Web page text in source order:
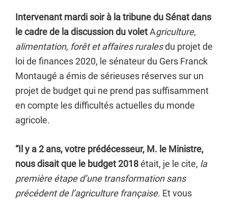
Intervenant mardi soir à la tribune du Sénat dans
le cadre de la discussion du voletAgriculture,
alimentation, forêt et affaires ruralesdu projet de
loi de finances 2020, le sénateur du Gers Franck
Montaugé a émis de sérieuses réserves sur un
projet de budget qui ne prend pas suffisamment
en compte les difficultés actuelles du monde
agricole.
“Il y a 2 ans, votre prédécesseur, M. le Ministre,
nous disait que le budget 2018était, je le cite, la
première étape d’une transformation sans
précédent de l’agriculture française. Et vous